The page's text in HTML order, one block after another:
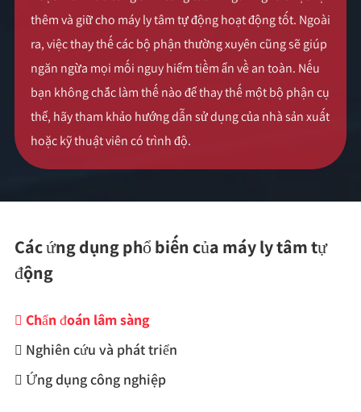
thêm và giữ cho máy ly tâm tự động hoạt động tốt. Ngoài
ra, việc thay thế các bộ phận thường xuyên cũng sẽ giúp
ngăn ngừa mọi mối nguy hiểm tiềm ẩn về an toàn. Nếu
bạn không chắc làm thế nào để thay thế một bộ phận cụ
thể, hãy tham khảo hướng dẫn sử dụng của nhà sản xuất
hoặc kỹ thuật viên có trình độ.
Các ứng dụng phổ biến của máy ly tâm tự
động
 Chẩn đoán lâm sàng
 Nghiên cứu và phát triển
 Ứng dụng công nghiệp